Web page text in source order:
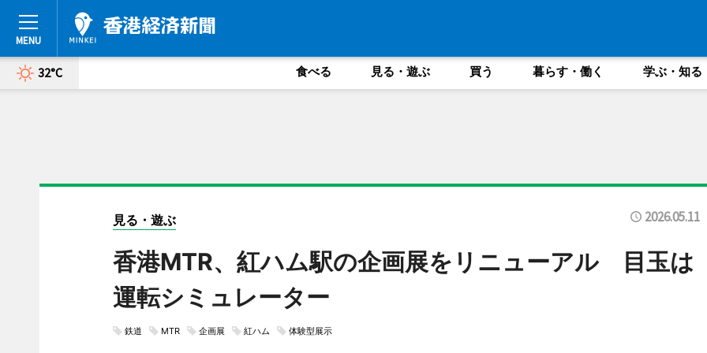
32°C 食べる 見る・遊ぶ 買う 暮らす・働く 学ぶ・知る
見る・遊ぶ 2026.05.11
香港MTR、紅ハム駅の企画展をリニューアル 目玉は
運転シミュレーター
鉄道 MTR 企画展 紅ハム 体験型展示